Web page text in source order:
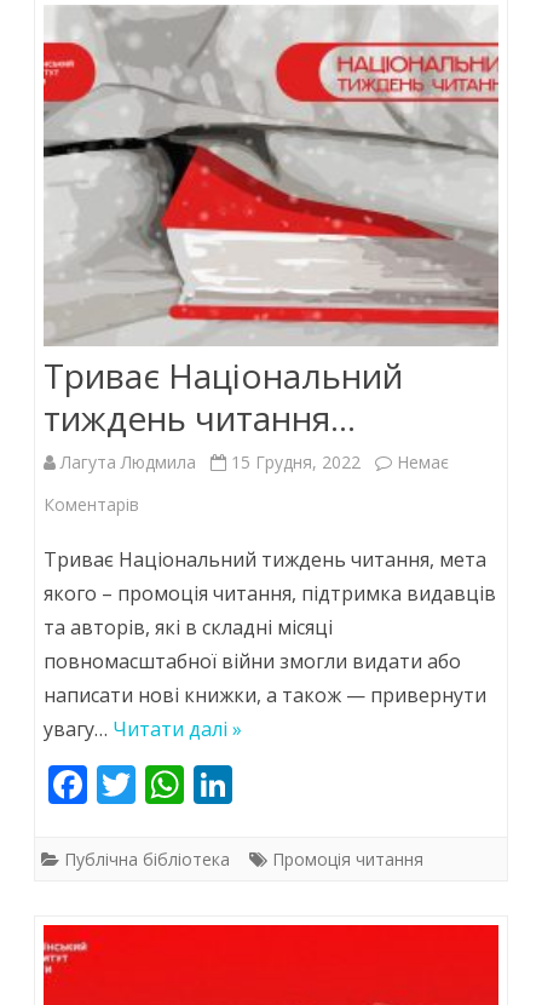
територіальних
громадах
o
k
p
p
n
Триває Національний
тиждень читання…
Лагута Людмила 15 Грудня, 2022
Немає
Коментарів
Національний
тиждень
читання…
Триває Національний тиждень читання, мета
якого – промоція читання, підтримка видавців
та авторів, які в складні місяці
повномасштабної війни змогли видати або
написати нові книжки, а також — привернути
увагу… Читати далі »
F
e
o
T
itt
W
at
A
k
dI
Публічна бібліотека Промоція читання